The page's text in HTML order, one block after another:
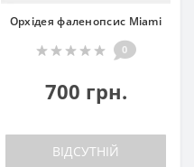
Орхідея фаленопсис Miami
0
700 грн.
ВІДСУТНІЙ